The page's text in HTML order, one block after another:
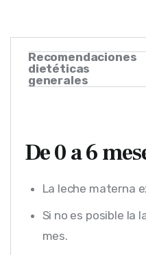
Recomendaciones
dietéticas
generales
De 0 a 6
La leche materna
Si no es posible la
mes.